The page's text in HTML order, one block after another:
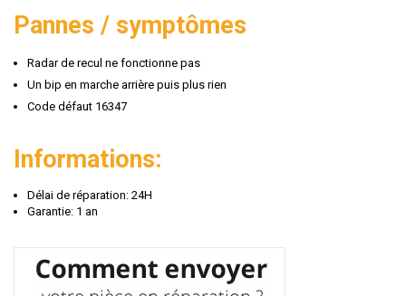
Pannes / symptômes
Radar de recul ne fonctionne pas
Un bip en marche arrière puis plus rien
Code défaut 16347
Informations:
Délai de réparation: 24H
Garantie: 1 an